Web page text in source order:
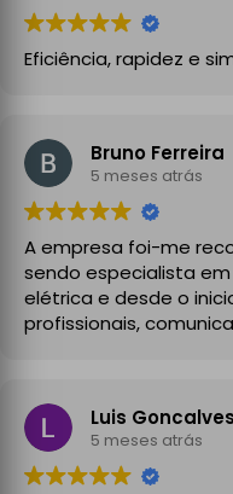
Eficiência, rapidez e
Bruno Ferreira
5 meses atrás
A empresa foi-me
sendo especialista
elétrica e desde o
profissionais,
A instalação de
partilhada correu na
combinados, sendo
explicações
Luis Goncalves
5 meses atrás